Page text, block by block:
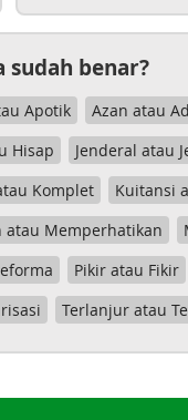
sudah benar?
Apotik Azan atau
Hisap Jenderal atau
Komplet Kuitansi
atau Memperhatikan
Pikir atau Fikir
Terlanjur atau